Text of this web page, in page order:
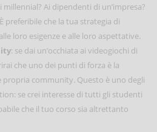
millennial? Ai dipendenti di un’impresa?
preferibile che la tua strategia di
loro esigenze e alle loro aspettative.
: se dai un’occhiata ai videogiochi di
che uno dei punti di forza è la
propria community. Questo è uno degli
se crei interesse di tutti gli studenti
che il tuo corso sia altrettanto